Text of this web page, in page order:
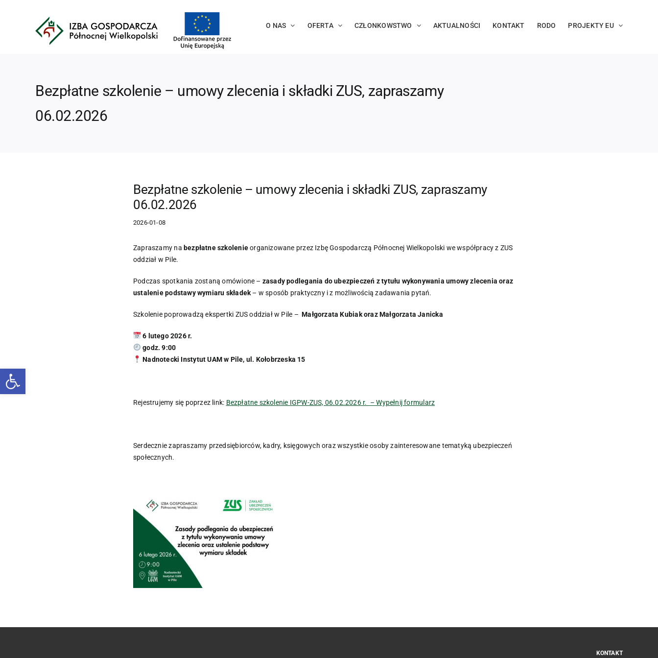
Otwórz pasek narzędzi
O NAS OFERTA CZŁONKOWSTWO AKTUALNOŚCI KONTAKT RODO PROJEKTY EU
Bezpłatne szkolenie – umowy zlecenia i składki ZUS, zapraszamy
06.02.2026
Bezpłatne szkolenie – umowy zlecenia i składki ZUS, zapraszamy
06.02.2026
2026-01-08
Zapraszamy na bezpłatne szkolenieorganizowane przez Izbę Gospodarczą Północnej Wielkopolski we współpracy z ZUS
oddział w Pile.
Podczas spotkania zostaną omówione – zasady podlegania do ubezpieczeń z tytułu wykonywania umowy zlecenia oraz
ustalenie podstawy wymiaru składek – w sposób praktyczny i z możliwością zadawania pytań.
Szkolenie poprowadzą ekspertki ZUS oddział w Pile –Małgorzata Kubiak oraz Małgorzata Janicka
6 lutego 2026 r.
godz. 9:00
Nadnotecki Instytut UAM w Pile, ul. Kołobrzeska 15
Rejestrujemy się poprzez link: Bezpłatne szkolenie IGPW-ZUS, 06.02.2026 r. – Wypełnij formularz
Serdecznie zapraszamy przedsiębiorców, kadry, księgowych oraz wszystkie osoby zainteresowane tematyką ubezpieczeń
społecznych.
KONTAKT